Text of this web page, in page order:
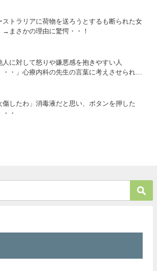
ストラリアに荷物を送ろうとするも断られた女
→まさかの理由に驚愕・・！
人に対して怒りや嫌悪感を抱きやすい人
・・」心療内科の先生の言葉に考えさせられ
傷したわ」消毒液だと思い、ボタンを押した
・・